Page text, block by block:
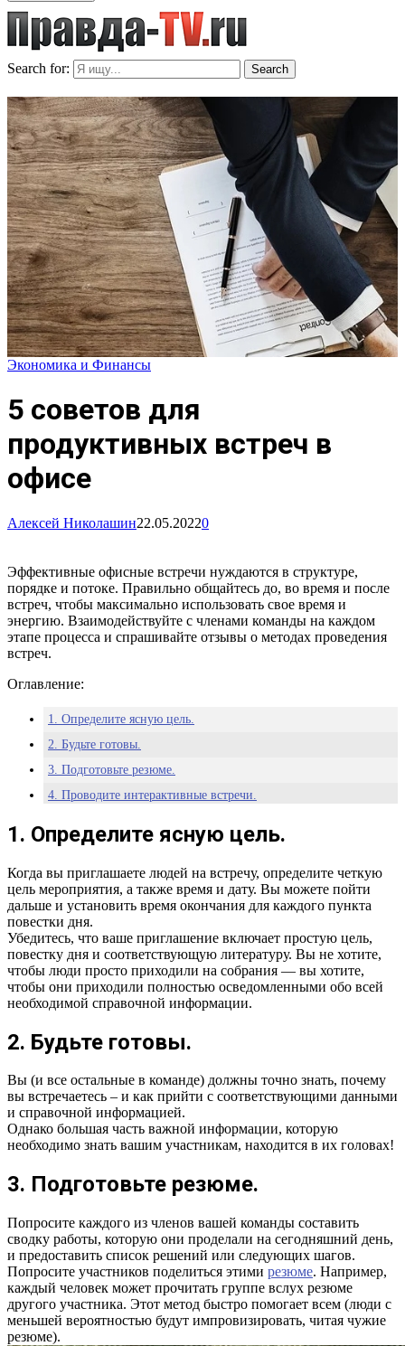
Search for: Search
Экономика и Финансы
5 советов для
продуктивных встреч в
офисе
Алексей Николашин22.05.20220
Эффективные офисные встречи нуждаются в структуре,
порядке и потоке. Правильно общайтесь до, во время и после
встреч, чтобы максимально использовать свое время и
энергию. Взаимодействуйте с членами команды на каждом
этапе процесса и спрашивайте отзывы о методах проведения
встреч.
Оглавление:
1. Определите ясную цель.
2. Будьте готовы.
3. Подготовьте резюме.
4. Проводите интерактивные встречи.
1. Определите ясную цель.
Когда вы приглашаете людей на встречу, определите четкую
цель мероприятия, а также время и дату. Вы можете пойти
дальше и установить время окончания для каждого пункта
повестки дня.
Убедитесь, что ваше приглашение включает простую цель,
повестку дня и соответствующую литературу. Вы не хотите,
чтобы люди просто приходили на собрания — вы хотите,
чтобы они приходили полностью осведомленными обо всей
необходимой справочной информации.
2. Будьте готовы.
Вы (и все остальные в команде) должны точно знать, почему
вы встречаетесь – и как прийти с соответствующими данными
и справочной информацией.
Однако большая часть важной информации, которую
необходимо знать вашим участникам, находится в их головах!
3. Подготовьте резюме.
Попросите каждого из членов вашей команды составить
сводку работы, которую они проделали на сегодняшний день,
и предоставить список решений или следующих шагов.
Попросите участников поделиться этими резюме. Например,
каждый человек может прочитать группе вслух резюме
другого участника. Этот метод быстро помогает всем (люди с
меньшей вероятностью будут импровизировать, читая чужие
резюме).